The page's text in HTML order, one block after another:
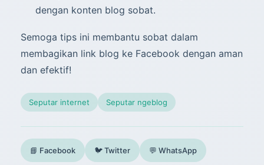
dengan konten blog sobat.
Semoga tips ini membantu sobat dalam
membagikan link blog ke Facebook dengan aman
dan efektif!
Seputar internet Seputar ngeblog
📘 Facebook 🐦 Twitter 💬 WhatsApp